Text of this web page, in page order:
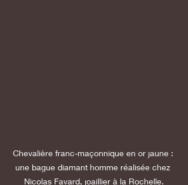
Chevalière franc-maçonnique en or jaune :
une bague diamant homme réalisée chez
Nicolas Favard, joaillier à la Rochelle.